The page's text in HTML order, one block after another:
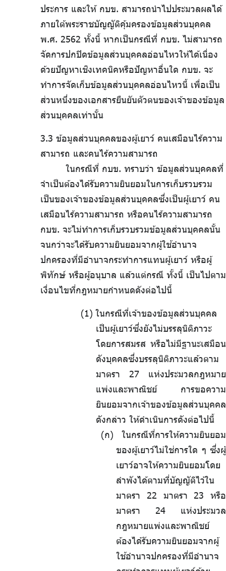
ประการ และให้ กบข. สามารถนำไปประมวลผลได้
ภายใต้พระราชบัญญัติคุ้มครองข้อมูลส่วนบุคคล
พ.ศ. 2562 ทั้งนี้ หากเป็นกรณีที่ กบข. ไม่สามารถ
จัดการปกปิดข้อมูลส่วนบุคคลอ่อนไหวให้ได้เนื่อง
ด้วยปัญหาเชิงเทคนิคหรือปัญหาอื่นใด กบข. จะ
ทำการจัดเก็บข้อมูลส่วนบุคคลอ่อนไหวนี้ เพื่อเป็น
ส่วนหนึ่งของเอกสารยืนยันตัวตนของเจ้าของข้อมูล
ส่วนบุคคลเท่านั้น
3.3 ข้อมูลส่วนบุคคลของผู้เยาว์ คนเสมือนไร้ความ
สามารถ และคนไร้ความสามารถ
ในกรณีที่ กบข. ทราบว่า ข้อมูลส่วนบุคคลที่
จำเป็นต้องได้รับความยินยอมในการเก็บรวบรวม
เป็นของเจ้าของข้อมูลส่วนบุคคลซึ่งเป็นผู้เยาว์ คน
เสมือนไร้ความสามารถ หรือคนไร้ความสามารถ
กบข. จะไม่ทำการเก็บรวบรวมข้อมูลส่วนบุคคลนั้น
จนกว่าจะได้รับความยินยอมจากผู้ใช้อำนาจ
ปกครองที่มีอำนาจกระทำการแทนผู้เยาว์ หรือผู้
พิทักษ์ หรือผู้อนุบาล แล้วแต่กรณี ทั้งนี้ เป็นไปตาม
เงื่อนไขที่กฎหมายกำหนดดังต่อไปนี้
ในกรณีที่เจ้าของข้อมูลส่วนบุคคล
เป็นผู้เยาว์ซึ่งยังไม่บรรลุนิติภาวะ
โดยการสมรส หรือไม่มีฐานะเสมือน
ดังบุคคลซึ่งบรรลุนิติภาวะแล้วตาม
มาตรา 27 แห่งประมวลกฎหมาย
แพ่งและพาณิชย์ การขอความ
ยินยอมจากเจ้าของข้อมูลส่วนบุคคล
ดังกล่าว ให้ดำเนินการดังต่อไปนี้
(ก) ในกรณีที่การให้ความยินยอม
ของผู้เยาว์ไม่ใช่การใด ๆ ซึ่งผู้
เยาว์อาจให้ความยินยอมโดย
ลำพังได้ตามที่บัญญัติไว้ใน
มาตรา 22 มาตรา 23 หรือ
มาตรา 24 แห่งประมวล
กฎหมายแพ่งและพาณิชย์
ต้องได้รับความยินยอมจากผู้
ใช้อำนาจปกครองที่มีอำนาจ